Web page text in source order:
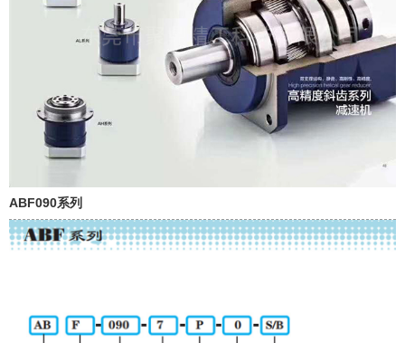
ABF090系列